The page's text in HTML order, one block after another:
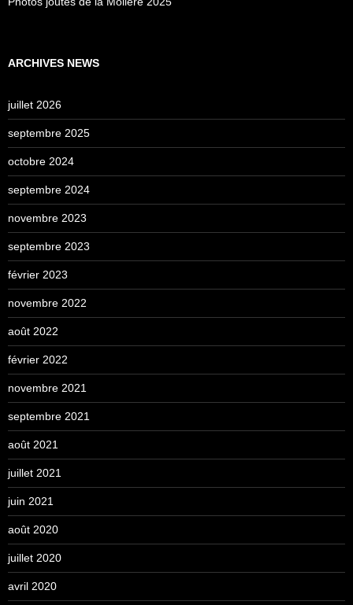
ARCHIVES NEWS
juillet 2026
septembre 2025
octobre 2024
septembre 2024
novembre 2023
septembre 2023
février 2023
novembre 2022
août 2022
février 2022
novembre 2021
septembre 2021
août 2021
juillet 2021
juin 2021
août 2020
juillet 2020
avril 2020